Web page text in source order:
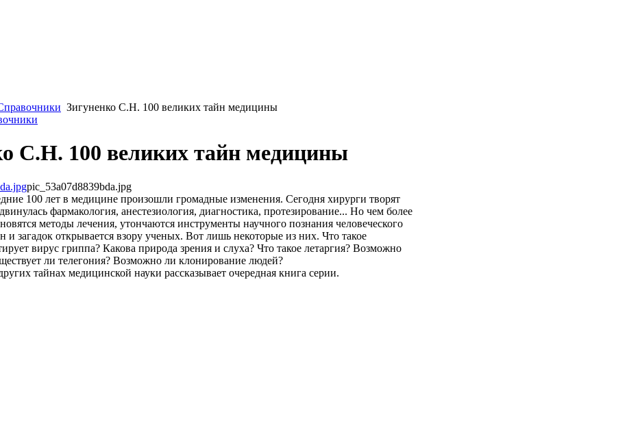
Зигуненко С.Н. 100 великих тайн медицины
С.Н. 100 великих тайн медицины
pic_53a07d8839bda.jpg
100 лет в медицине произошли громадные изменения. Сегодня хирурги творят
фармакология, анестезиология, диагностика, протезирование... Но чем более
методы лечения, утончаются инструменты научного познания человеческого
и загадок открывается взору ученых. Вот лишь некоторые из них. Что такое
вирус гриппа? Какова природа зрения и слуха? Что такое летаргия? Возможно
ли телегония? Возможно ли клонирование людей?
тайнах медицинской науки рассказывает очередная книга серии.